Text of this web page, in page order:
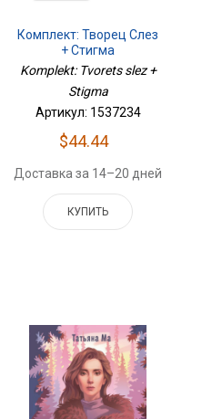
Комплект: Творец Слез
+ Стигма
Komplekt: Tvorets slez +
Stigma
Артикул: 1537234
$44.44
Доставка за 14–20 дней
КУПИТЬ